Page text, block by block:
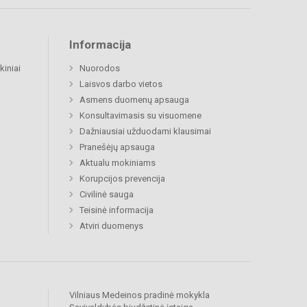
Informacija
Nuorodos
Laisvos darbo vietos
Asmens duomenų apsauga
Konsultavimasis su visuomene
Dažniausiai užduodami klausimai
Pranešėjų apsauga
Aktualu mokiniams
Korupcijos prevencija
Civilinė sauga
Teisinė informacija
Atviri duomenys
Vilniaus Medeinos pradinė mokykla